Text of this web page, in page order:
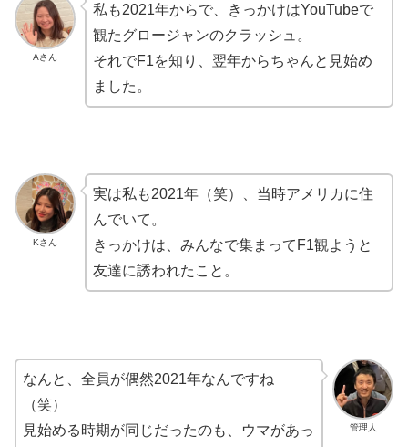
Aさん
私も2021年からで、きっかけはYouTubeで
観たグロージャンのクラッシュ。
それでF1を知り、翌年からちゃんと見始め
ました。
Kさん
実は私も2021年（笑）、当時アメリカに住
んでいて。
きっかけは、みんなで集まってF1観ようと
友達に誘われたこと。
管理人
なんと、全員が偶然2021年なんですね
（笑）
見始める時期が同じだったのも、ウマがあっ